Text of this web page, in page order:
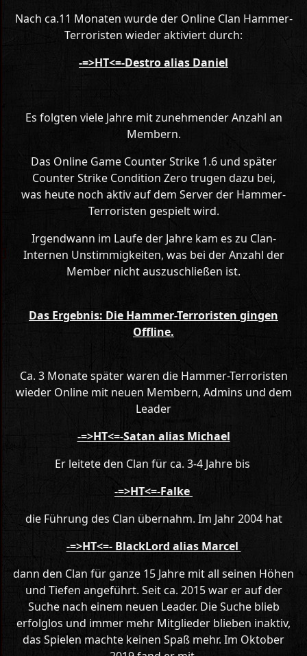
Nach ca.11 Monaten wurde der Online Clan Hammer-
Terroristen wieder aktiviert durch:
-=>HT<=-Destro alias Daniel
Es folgten viele Jahre mit zunehmender Anzahl an
Membern.
Das Online Game Counter Strike 1.6 und später
Counter Strike Condition Zero trugen dazu bei,
was heute noch aktiv auf dem Server der Hammer-
Terroristen gespielt wird.
Irgendwann im Laufe der Jahre kam es zu Clan-
Internen Unstimmigkeiten, was bei der Anzahl der
Member nicht auszuschließen ist.
Das Ergebnis: Die Hammer-Terroristen gingen
Offline.
Ca. 3 Monate später waren die Hammer-Terroristen
wieder Online mit neuen Membern, Admins und dem
Leader
-=>HT<=-Satan alias Michael
Er leitete den Clan für ca. 3-4 Jahre bis
-=>HT<=-Falke
die Führung des Clan übernahm. Im Jahr 2004 hat
-=>HT<=- BlackLord alias Marcel
dann den Clan für ganze 15 Jahre mit all seinen Höhen
und Tiefen angeführt. Seit ca. 2015 war er auf der
Suche nach einem neuen Leader. Die Suche blieb
erfolglos und immer mehr Mitglieder blieben inaktiv,
das Spielen machte keinen Spaß mehr. Im Oktober